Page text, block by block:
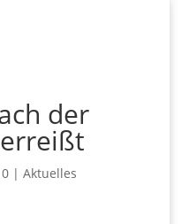
der
| Aktuelles